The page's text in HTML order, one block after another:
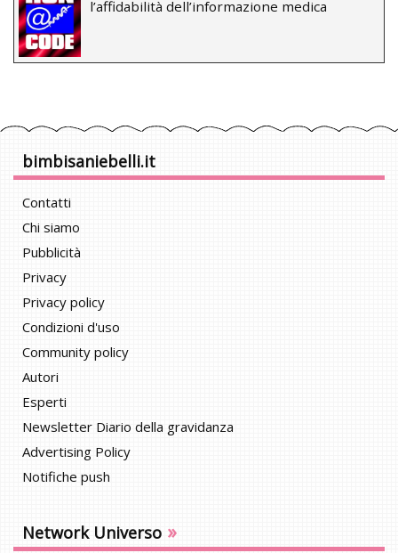
l’affidabilità dell’informazione medica
bimbisaniebelli.it
Contatti
Chi siamo
Pubblicità
Privacy
Privacy policy
Condizioni d'uso
Community policy
Autori
Esperti
Newsletter Diario della gravidanza
Advertising Policy
Notifiche push
Network Universo »